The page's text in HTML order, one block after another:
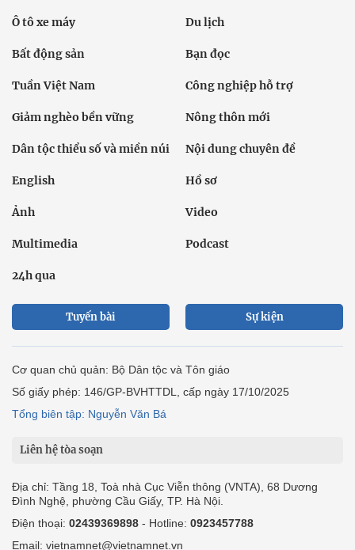
Ô tô xe máy Du lịch
Bất động sản Bạn đọc
Tuần Việt Nam Công nghiệp hỗ trợ
Giảm nghèo bền vững Nông thôn mới
Dân tộc thiểu số và miền núi Nội dung chuyên đề
English Hồ sơ
Ảnh Video
Multimedia Podcast
24h qua
Tuyến bài Sự kiện
Cơ quan chủ quản: Bộ Dân tộc và Tôn giáo
Số giấy phép: 146/GP-BVHTTDL, cấp ngày 17/10/2025
Tổng biên tập: Nguyễn Văn Bá
Liên hệ tòa soạn
Địa chỉ: Tầng 18, Toà nhà Cục Viễn thông (VNTA), 68 Dương
Đình Nghệ, phường Cầu Giấy, TP. Hà Nội.
Điện thoại: 02439369898 - Hotline: 0923457788
Email: vietnamnet@vietnamnet.vn